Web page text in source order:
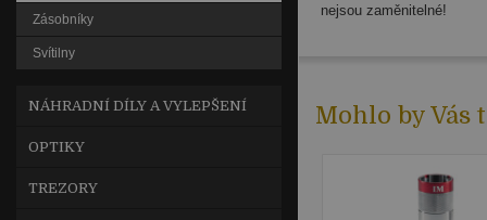
nejsou zaměnitelné!
Mohlo by Vás
Zásobníky
Svítilny
NÁHRADNÍ DÍLY A VYLEPŠENÍ
OPTIKY
TREZORY